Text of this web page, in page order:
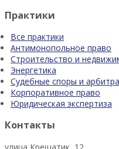
Практики
Все практики
Антимонопольное право
Строительство и
Энергетика
Судебные споры и
Корпоративное право
Юридическая экспертиза
Контакты